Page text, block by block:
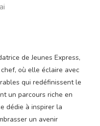
de Jeunes Express,
où elle éclaire avec
qui redéfinissent le
un parcours riche en
dédie à inspirer la
un avenir